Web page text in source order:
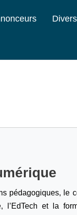
Divers
pédagogiques, le
l’EdTech et la